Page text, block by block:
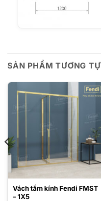
SẢN PHẨM TƯƠNG TỰ
Vách tắm kính Fendi FMST
– 1X5